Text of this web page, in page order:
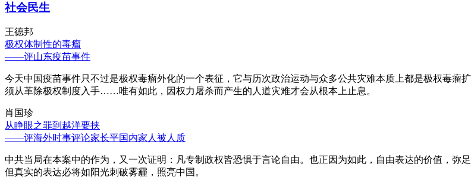
社会民生
王德邦
极权体制性的毒瘤
——评山东疫苗事件
今天中国疫苗事件只不过是极权毒瘤外化的一个表征，它与历次政治运动与众多公共灾难本质上都是极权毒
须从革除极权制度入手……唯有如此，因权力屠杀而产生的人道灾难才会从根本上止息。
肖国珍
从睁眼之罪到越洋要挟
——评海外时事评论家长平国内家人被人质
中共当局在本案中的作为，又一次证明：凡专制政权皆恐惧于言论自由。也正因为如此，自由表达的价值，弥
但真实的表达必将如阳光刺破雾霾，照亮中国。